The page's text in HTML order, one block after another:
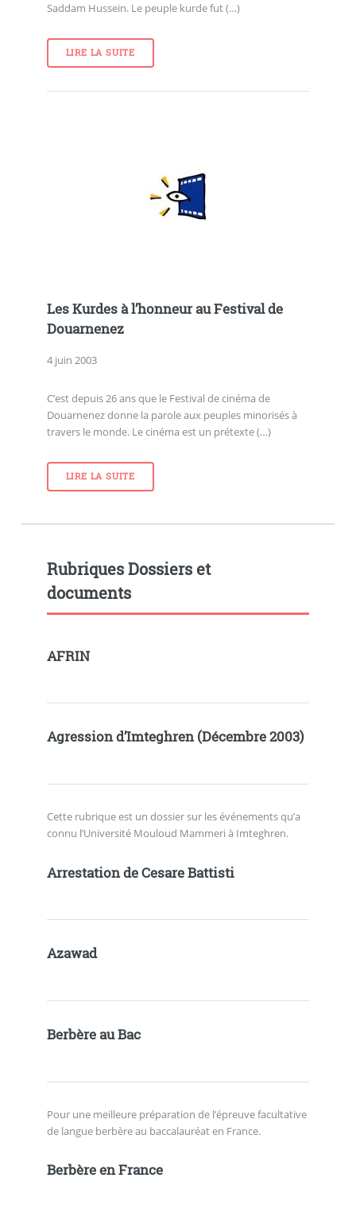
Saddam Hussein. Le peuple kurde fut (…)
LIRE LA SUITE
Les Kurdes à l’honneur au Festival de
Douarnenez
4 juin 2003
C’est depuis 26 ans que le Festival de cinéma de
Douarnenez donne la parole aux peuples minorisés à
travers le monde. Le cinéma est un prétexte (…)
LIRE LA SUITE
Rubriques Dossiers et
documents
AFRIN
Agression d’Imteghren (Décembre 2003)
Cette rubrique est un dossier sur les événements qu’a
connu l’Université Mouloud Mammeri à Imteghren.
Arrestation de Cesare Battisti
Azawad
Berbère au Bac
Pour une meilleure préparation de l’épreuve facultative
de langue berbère au baccalauréat en France.
Berbère en France